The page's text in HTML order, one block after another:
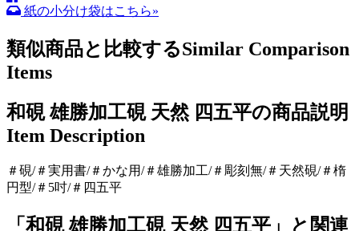
紙の小分け袋はこちら»
類似商品と比較するSimilar Comparison
Items
和硯 雄勝加工硯 天然 四五平の商品説明
Item Description
＃硯/＃実用書/＃かな用/＃雄勝加工/＃彫刻無/＃天然硯/＃楕
円型/＃5吋/＃四五平
「和硯 雄勝加工硯 天然 四五平」と関連